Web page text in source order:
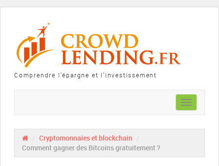
Comprendre l'épargne et l'investissement
Toggle
navigation
Cryptomonnaies et blockchain
Comment gagner des Bitcoins gratuitement ?